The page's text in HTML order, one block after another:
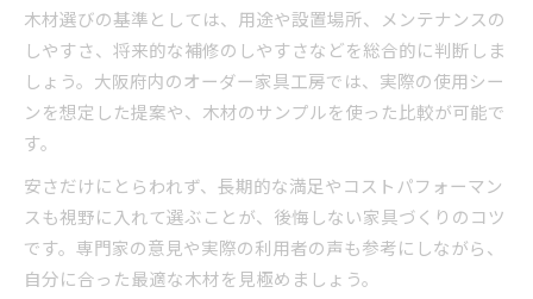
木材選びの基準としては、用途や設置場所、メンテナンスの
しやすさ、将来的な補修のしやすさなどを総合的に判断しま
しょう。大阪府内のオーダー家具工房では、実際の使用シー
ンを想定した提案や、木材のサンプルを使った比較が可能で
す。
安さだけにとらわれず、長期的な満足やコストパフォーマン
スも視野に入れて選ぶことが、後悔しない家具づくりのコツ
です。専門家の意見や実際の利用者の声も参考にしながら、
自分に合った最適な木材を見極めましょう。